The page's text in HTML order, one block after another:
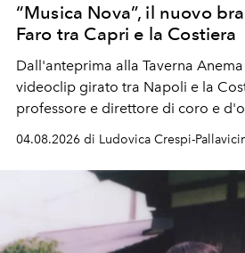
“Musica Nova”, il nuovo
Faro tra Capri e la Costiera
Dall'anteprima alla Taverna
videoclip girato tra Napoli e la
professore e direttore di coro e
04.08.2026 di Ludovica Crespi-